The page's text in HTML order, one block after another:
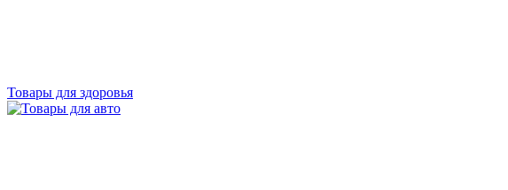
Товары для здоровья